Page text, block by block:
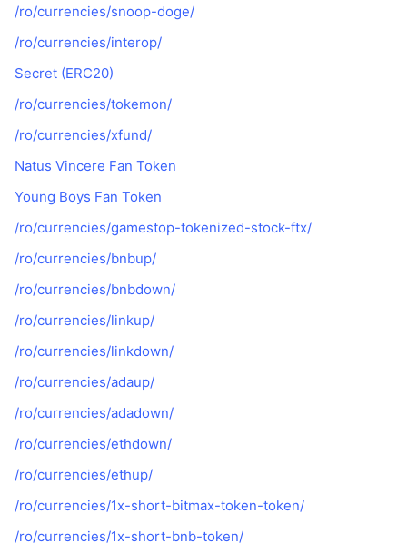
/ro/currencies/snoop-doge/
/ro/currencies/interop/
Secret (ERC20)
/ro/currencies/tokemon/
/ro/currencies/xfund/
Natus Vincere Fan Token
Young Boys Fan Token
/ro/currencies/gamestop-tokenized-stock-ftx/
/ro/currencies/bnbup/
/ro/currencies/bnbdown/
/ro/currencies/linkup/
/ro/currencies/linkdown/
/ro/currencies/adaup/
/ro/currencies/adadown/
/ro/currencies/ethdown/
/ro/currencies/ethup/
/ro/currencies/1x-short-bitmax-token-token/
/ro/currencies/1x-short-bnb-token/